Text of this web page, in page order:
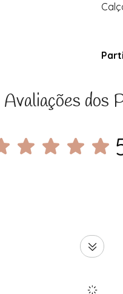
Avaliações dos